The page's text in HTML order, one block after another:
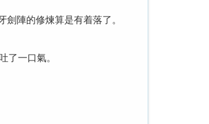
陣的修煉算是有着落了。
一口氣。